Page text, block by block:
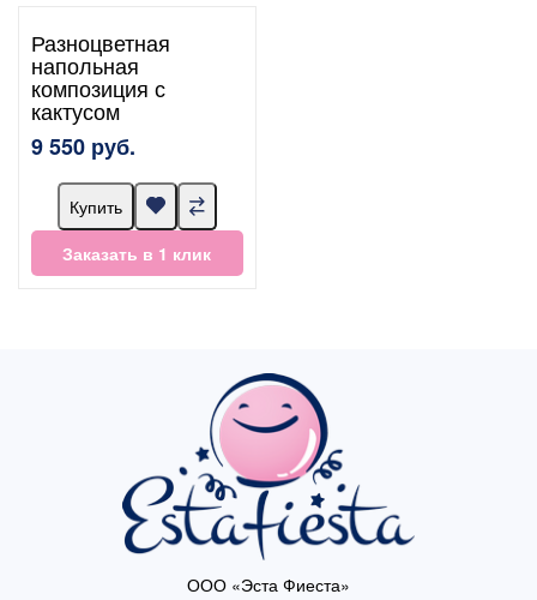
Разноцветная
напольная
композиция с
кактусом
9 550 руб.
Купить
Заказать в 1 клик
ООО «Эста Фиеста»